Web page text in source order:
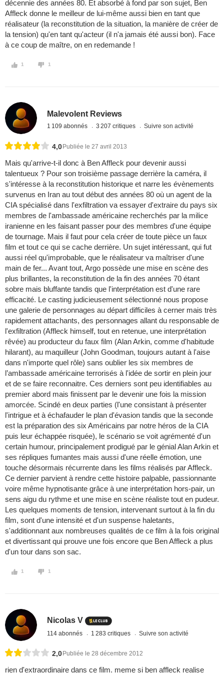
décennie des années 80. Et absorbé à fond par son sujet, Ben
Affleck donne le meilleur de lui-même aussi bien en tant que
réalisateur (la reconstitution de la situation, la manière de créer de
la tension) qu'en tant qu'acteur (il n'a jamais été aussi bon). Face
à ce coup de maître, on en redemande !
1 1
Malevolent Reviews
1 109 abonnés 3 207 critiques Suivre son activité
4,0 Publiée le 27 avril 2013
Mais qu'arrive-t-il donc à Ben Affleck pour devenir aussi
talentueux ? Pour son troisième passage derrière la caméra, il
s'intéresse à la reconstitution historique et narre les évènements
survenus en Iran au tout début des années 80 où un agent de la
CIA spécialisé dans l'exfiltration va essayer d'extraire du pays six
membres de l'ambassade américaine recherchés par la milice
iranienne en les faisant passer pour des membres d'une équipe
de tournage. Mais il faut pour cela créer de toute pièce un faux
film et tout ce qui se cache derrière. Un sujet intéressant, qui fut
aussi réel qu'improbable, que le réalisateur va maîtriser d'une
main de fer... Avant tout, Argo possède une mise en scène des
plus brillantes, la reconstitution de la fin des années 70 étant
sobre mais bluffante tandis que l'interprétation est d'une rare
efficacité. Le casting judicieusement sélectionné nous propose
une galerie de personnages au départ difficiles à cerner mais très
rapidement attachants, des personnages allant du responsable de
l'exfiltration (Affleck himself, tout en retenue, une interprétation
rêvée) au producteur du faux film (Alan Arkin, comme d'habitude
hilarant), au maquilleur (John Goodman, toujours autant à l'aise
dans n'importe quel rôle) sans oublier les six membres de
l’ambassade américaine terrorisés à l'idée de sortir en plein jour
et de se faire reconnaitre. Ces derniers sont peu identifiables au
premier abord mais finissent par le devenir une fois la mission
amorcée. Scindé en deux parties (l'une consistant à présenter
l'intrigue et à échafauder le plan d'évasion tandis que la seconde
est la préparation des six Américains par notre héros de la CIA
puis leur échappée risquée), le scénario se voit agrémenté d'un
certain humour, principalement prodigué par le génial Alan Arkin et
ses répliques fumantes mais aussi d'une réelle émotion, une
touche désormais récurrente dans les films réalisés par Affleck.
Ce dernier parvient à rendre cette histoire palpable, passionnante
voire même hypnotisante grâce à une interprétation hors-pair, un
sens aigu du rythme et une mise en scène réaliste tout en pudeur.
Les quelques moments de tension, intervenant surtout à la fin du
film, sont d'une intensité et d'un suspense haletants,
s'additionnant aux nombreuses qualités de ce film à la fois original
et divertissant qui prouve une fois encore que Ben Affleck a plus
d'un tour dans son sac.
1 1
Nicolas V
114 abonnés 1 283 critiques Suivre son activité
2,0 Publiée le 28 décembre 2012
rien d'extraordinaire dans ce film. meme si ben affleck realise